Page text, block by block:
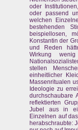
oder
oder passend
welchen
bestehenden
beispiellosen,
Konstantin der
und Reden
Wirkung
stellen
einheitlicher
Massenritualen
Ideologie zu
durchschaubare
reflektierten
Jubel aus in
Einzelnen auf
herabschraubte: